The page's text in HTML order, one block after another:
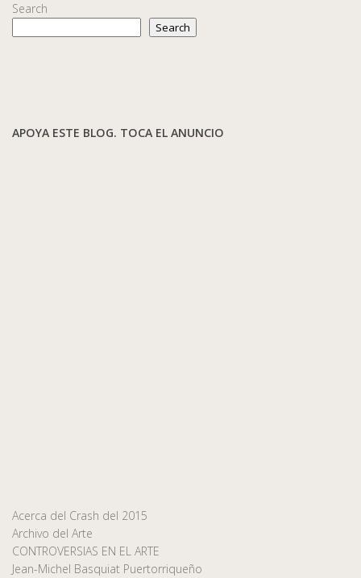
Search
Search
APOYA ESTE BLOG. TOCA EL ANUNCIO
Acerca del Crash del 2015
Archivo del Arte
CONTROVERSIAS EN EL ARTE
Jean-Michel Basquiat Puertorriqueño